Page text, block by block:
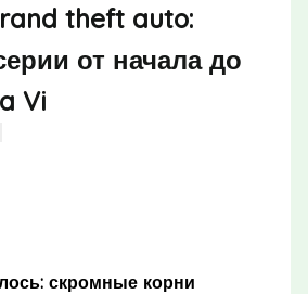
theft auto:
от начала до
Vi
скромные корни